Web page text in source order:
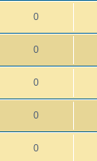
0
0
0
0
0